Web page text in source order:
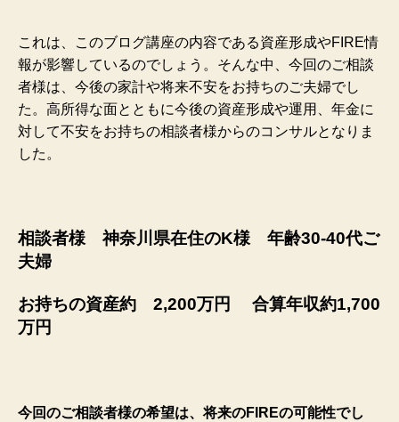
これは、このブログ講座の内容である資産形成やFIRE情
報が影響しているのでしょう。 そんな中、今回のご相談
者様は、今後の家計や将来不安をお持ちのご夫婦でし
た。高所得な面とともに今後の資産形成や運用、年金に
対して不安をお持ちの相談者様からのコンサルとなりま
した。
相談者様 神奈川県在住のK様 年齢30-40代ご
夫婦
お持ちの資産約 2,200万円 合算年収約1,700
万円
今回のご相談者様の希望は、将来のFIREの可能性でし